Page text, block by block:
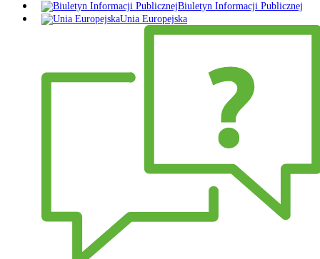
Biuletyn Informacji Publicznej
Unia Europejska